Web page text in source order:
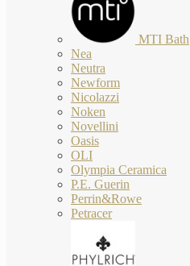
MTI Bath
Nea
Neutra
Newform
Nicolazzi
Noken
Novellini
Oasis
OLI
Olympia Ceramica
P.E. Guerin
Perrin&Rowe
Petracer